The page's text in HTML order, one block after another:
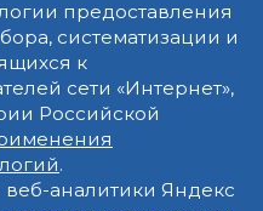
предоставления
систематизации и
к
сети «Интернет»,
Российской
.
веб-аналитики Яндекс